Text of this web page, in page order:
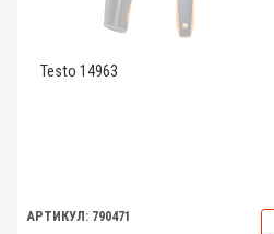
Testo 14963
АРТИКУЛ: 790471